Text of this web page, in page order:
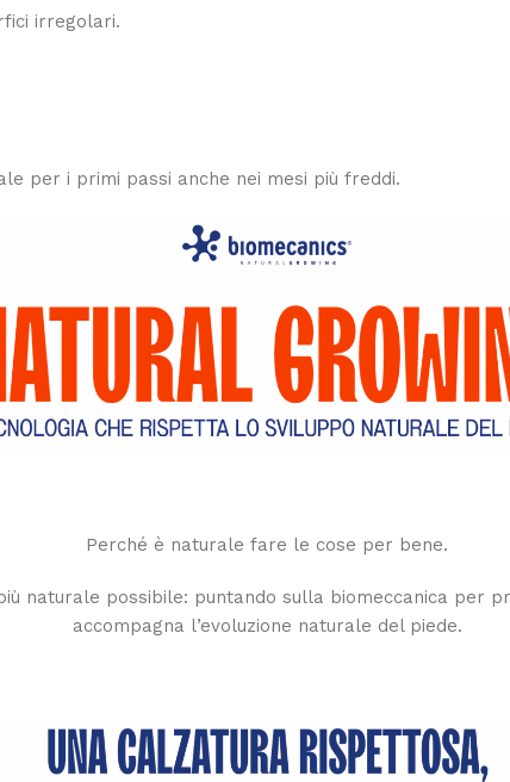
irregolari.
per i primi passi anche nei mesi più freddi.
Perché è naturale fare le cose per bene.
naturale possibile: puntando sulla biomeccanica per
accompagna l’evoluzione naturale del piede.